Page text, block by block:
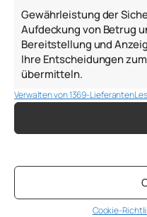
Gewährleistung der
Aufdeckung von Betrug
Bereitstellung und
Ihre Entscheidungen
übermitteln.
Verwalten von 1369-Lieferanten
Cookie-
inattentional
https://
#Glücklichsein –
Soziale
Partnerschaften
die Zufriedenheit
gute Nachricht –
https://
863-key-
on-happiness/